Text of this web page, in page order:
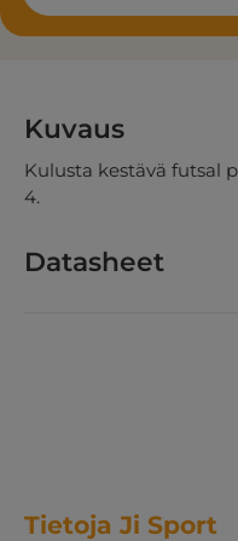
Kuvaus
Kulusta kestävä futsal
4.
Datasheet
Tietoja Ji Sport